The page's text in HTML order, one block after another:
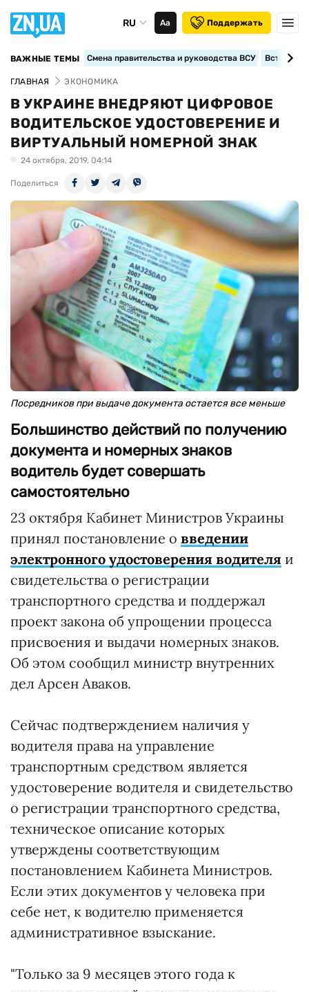
RU Аа Поддержать
ВАЖНЫЕ ТЕМЫ Смена правительства и руководства ВСУ
ГЛАВНАЯ ЭКОНОМИКА
В УКРАИНЕ ВНЕДРЯЮТ ЦИФРОВОЕ
ВОДИТЕЛЬСКОЕ УДОСТОВЕРЕНИЕ И
ВИРТУАЛЬНЫЙ НОМЕРНОЙ ЗНАК
24 октября, 2019, 04:14
Поделиться
Посредников при выдаче документа остается все меньше
Большинство действий по получению
документа и номерных знаков
водитель будет совершать
самостоятельно
23 октября Кабинет Министров Украины
принял постановление о введении
электронного удостоверения водителя и
свидетельства о регистрации
транспортного средства и поддержал
проект закона об упрощении процесса
присвоения и выдачи номерных знаков.
Об этом сообщил министр внутренних
дел Арсен Аваков.
Сейчас подтверждением наличия у
водителя права на управление
транспортным средством является
удостоверение водителя и свидетельство
о регистрации транспортного средства,
техническое описание которых
утверждены соответствующим
постановлением Кабинета Министров.
Если этих документов у человека при
себе нет, к водителю применяется
административное взыскание.
"Только за 9 месяцев этого года к